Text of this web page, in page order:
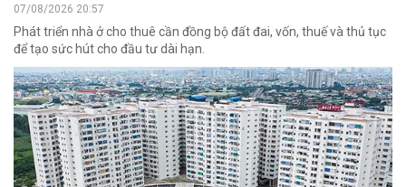
07/08/2026 20:57
Phát triển nhà ở cho thuê cần đồng bộ đất đai, vốn, thuế và thủ tục
để tạo sức hút cho đầu tư dài hạn.